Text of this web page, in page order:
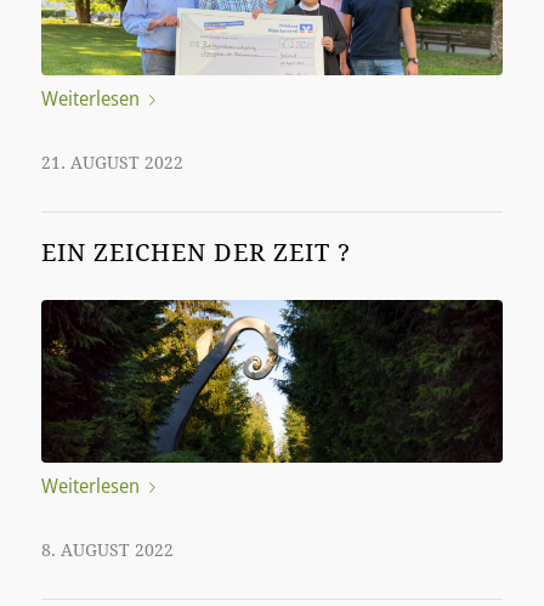
Weiterlesen
21. AUGUST 2022
EIN ZEICHEN DER ZEIT ?
Weiterlesen
8. AUGUST 2022